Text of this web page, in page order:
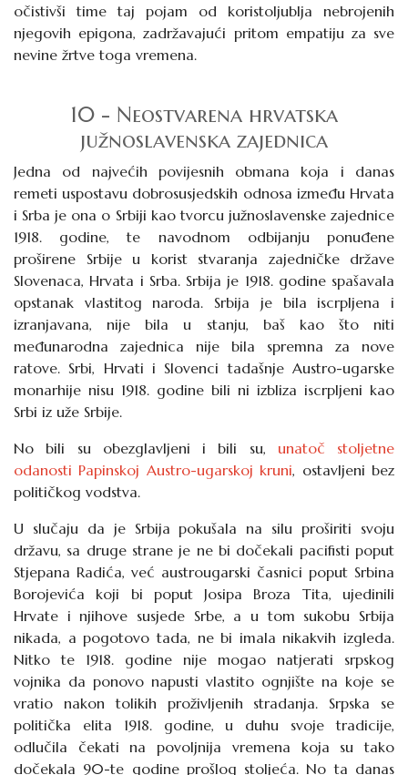
očistivši time taj pojam od koristoljublja nebrojenih
njegovih epigona, zadržavajući pritom empatiju za sve
nevine žrtve toga vremena.
10 - Neostvarena hrvatska
južnoslavenska zajednica
Jedna od najvećih povijesnih obmana koja i danas
remeti uspostavu dobrosusjedskih odnosa između Hrvata
i Srba je ona o Srbiji kao tvorcu južnoslavenske zajednice
1918. godine, te navodnom odbijanju ponuđene
proširene Srbije u korist stvaranja zajedničke države
Slovenaca, Hrvata i Srba. Srbija je 1918. godine spašavala
opstanak vlastitog naroda. Srbija je bila iscrpljena i
izranjavana, nije bila u stanju, baš kao što niti
međunarodna zajednica nije bila spremna za nove
ratove. Srbi, Hrvati i Slovenci tadašnje Austro-ugarske
monarhije nisu 1918. godine bili ni izbliza iscrpljeni kao
Srbi iz uže Srbije.
No bili su obezglavljeni i bili su, unatoč stoljetne
odanosti Papinskoj Austro-ugarskoj kruni, ostavljeni bez
političkog vodstva.
U slučaju da je Srbija pokušala na silu proširiti svoju
državu, sa druge strane je ne bi dočekali pacifisti poput
Stjepana Radića, već austrougarski časnici poput Srbina
Borojevića koji bi poput Josipa Broza Tita, ujedinili
Hrvate i njihove susjede Srbe, a u tom sukobu Srbija
nikada, a pogotovo tada, ne bi imala nikakvih izgleda.
Nitko te 1918. godine nije mogao natjerati srpskog
vojnika da ponovo napusti vlastito ognjište na koje se
vratio nakon tolikih proživljenih stradanja. Srpska se
politička elita 1918. godine, u duhu svoje tradicije,
odlučila čekati na povoljnija vremena koja su tako
dočekala 90-te godine prošlog stoljeća. No ta danas